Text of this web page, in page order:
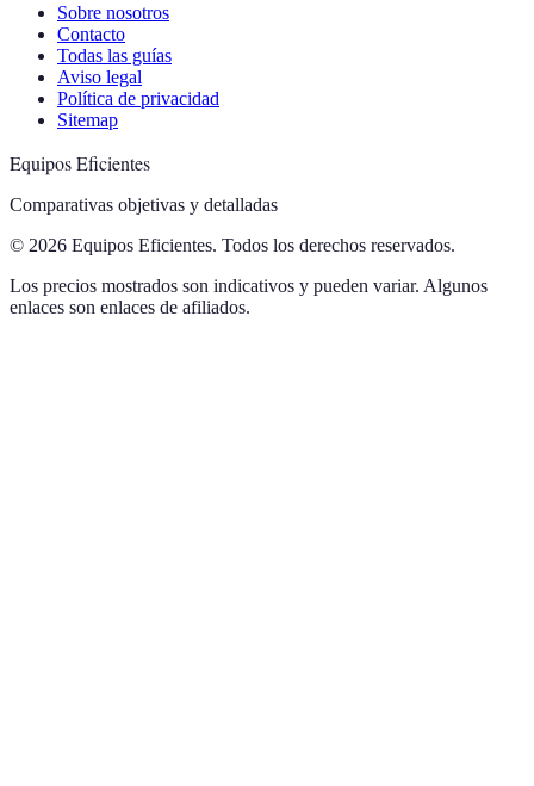
Sobre nosotros
Contacto
Todas las guías
Aviso legal
Política de privacidad
Sitemap
Equipos Eficientes
Comparativas objetivas y detalladas
© 2026 Equipos Eficientes. Todos los derechos reservados.
Los precios mostrados son indicativos y pueden variar. Algunos
enlaces son enlaces de afiliados.